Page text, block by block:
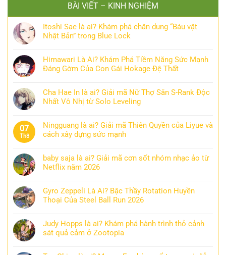
BÀI VIẾT – KINH NGHIỆM
Itoshi Sae là ai? Khám phá chân dung “Báu vật
Nhật Bản” trong Blue Lock
Himawari Là Ai? Khám Phá Tiềm Năng Sức Mạnh
Đáng Gờm Của Con Gái Hokage Đệ Thất
Cha Hae In là ai? Giải mã Nữ Thợ Săn S-Rank Độc
Nhất Vô Nhị từ Solo Leveling
07
Th8
Ningguang là ai? Giải mã Thiên Quyền của Liyue và
cách xây dựng sức mạnh
baby saja là ai? Giải mã cơn sốt nhóm nhạc ảo từ
Netflix năm 2026
Gyro Zeppeli Là Ai? Bậc Thầy Rotation Huyền
Thoại Của Steel Ball Run 2026
Judy Hopps là ai? Khám phá hành trình thỏ cảnh
sát quả cảm ở Zootopia